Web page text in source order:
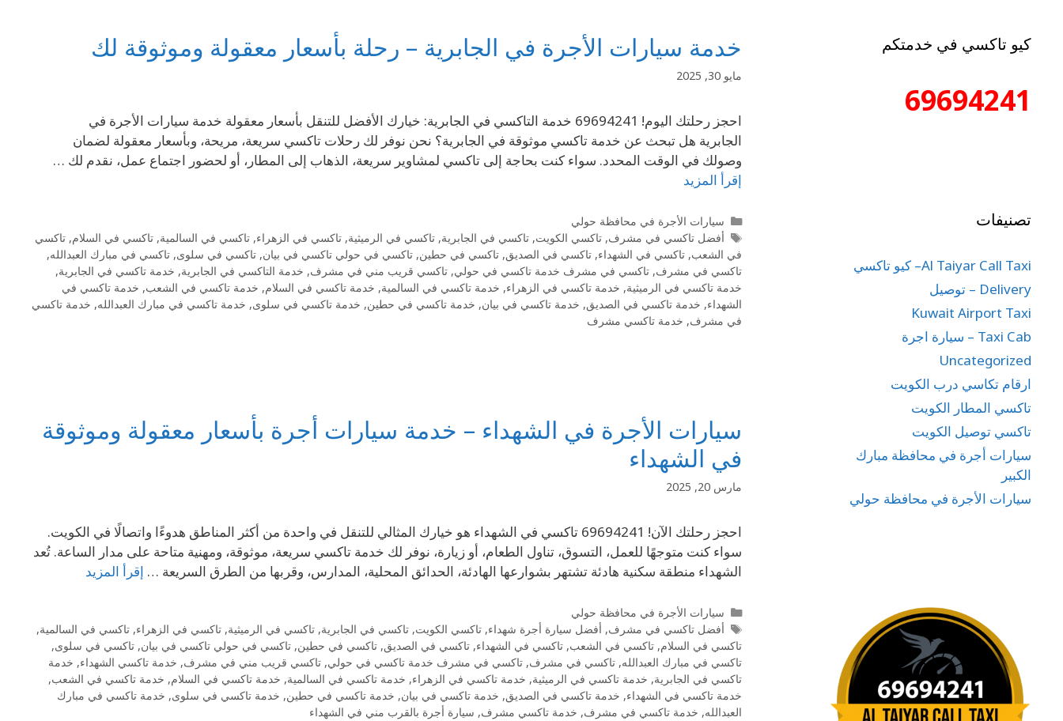
خدمة سيارات الأجرة في الجابرية – رحلة بأسعار معقولة وموثوقة لك
مايو 30, 2025
احجز رحلتك اليوم! 69694241 خدمة التاكسي في الجابرية: خيارك الأفضل للتنقل بأسعار معقولة خدمة سيارات الأجرة في
الجابرية هل تبحث عن خدمة تاكسي موثوقة في الجابرية؟ نحن نوفر لك رحلات تاكسي سريعة، مريحة، وبأسعار معقولة لضمان
وصولك في الوقت المحدد. سواء كنت بحاجة إلى تاكسي لمشاوير سريعة، الذهاب إلى المطار، أو لحضور اجتماع عمل، نقدم لك …
إقرأ المزيد
سيارات الأجرة في محافظة حولي
أفضل تاكسي في مشرف, تاكسي الكويت, تاكسي في الجابرية, تاكسي في الرميثية, تاكسي في الزهراء, تاكسي في السالمية, تاكسي في السلام, تاكسي
في الشعب, تاكسي في الشهداء, تاكسي في الصديق, تاكسي في حطين, تاكسي في حولي تاكسي في بيان, تاكسي في سلوى, تاكسي في مبارك العبدالله,
تاكسي في مشرف, تاكسي في مشرف خدمة تاكسي في حولي, تاكسي قريب مني في مشرف, خدمة التاكسي في الجابرية, خدمة تاكسي في الجابرية,
خدمة تاكسي في الرميثية, خدمة تاكسي في الزهراء, خدمة تاكسي في السالمية, خدمة تاكسي في السلام, خدمة تاكسي في الشعب, خدمة تاكسي في
الشهداء, خدمة تاكسي في الصديق, خدمة تاكسي في بيان, خدمة تاكسي في حطين, خدمة تاكسي في سلوى, خدمة تاكسي في مبارك العبدالله, خدمة تاكسي
في مشرف, خدمة تاكسي مشرف
سيارات الأجرة في الشهداء – خدمة سيارات أجرة بأسعار معقولة وموثوقة
في الشهداء
مارس 20, 2025
احجز رحلتك الآن! 69694241 تاكسي في الشهداء هو خيارك المثالي للتنقل في واحدة من أكثر المناطق هدوءًا واتصالًا في الكويت.
سواء كنت متوجهًا للعمل، التسوق، تناول الطعام، أو زيارة، نوفر لك خدمة تاكسي سريعة، موثوقة، ومهنية متاحة على مدار الساعة. تُعد
الشهداء منطقة سكنية هادئة تشتهر بشوارعها الهادئة، الحدائق المحلية، المدارس، وقربها من الطرق السريعة … إقرأ المزيد
سيارات الأجرة في محافظة حولي
أفضل تاكسي في مشرف, أفضل سيارة أجرة شهداء, تاكسي الكويت, تاكسي في الجابرية, تاكسي في الرميثية, تاكسي في الزهراء, تاكسي في السالمية,
تاكسي في السلام, تاكسي في الشعب, تاكسي في الشهداء, تاكسي في الصديق, تاكسي في حطين, تاكسي في حولي تاكسي في بيان, تاكسي في سلوى,
تاكسي في مبارك العبدالله, تاكسي في مشرف, تاكسي في مشرف خدمة تاكسي في حولي, تاكسي قريب مني في مشرف, خدمة تاكسي الشهداء, خدمة
تاكسي في الجابرية, خدمة تاكسي في الرميثية, خدمة تاكسي في الزهراء, خدمة تاكسي في السالمية, خدمة تاكسي في السلام, خدمة تاكسي في الشعب,
خدمة تاكسي في الشهداء, خدمة تاكسي في الصديق, خدمة تاكسي في بيان, خدمة تاكسي في حطين, خدمة تاكسي في سلوى, خدمة تاكسي في مبارك
العبدالله, خدمة تاكسي في مشرف, خدمة تاكسي مشرف, سيارة أجرة بالقرب مني في الشهداء
كيو تاكسي في خدمتكم
69694241
تصنيفات
Al Taiyar Call Taxi– كيو تاكسي
Delivery – توصيل
Kuwait Airport Taxi
Taxi Cab – سيارة اجرة
Uncategorized
ارقام تكاسي درب الكويت
تاكسي المطار الكويت
تاكسي توصيل الكويت
سيارات أجرة في محافظة مبارك
الكبير
سيارات الأجرة في محافظة حولي